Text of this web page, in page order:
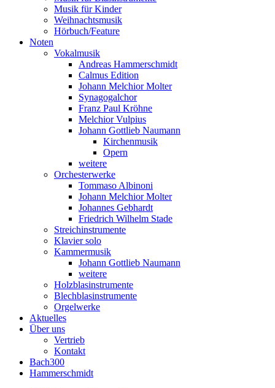
Musik für Kinder
Weihnachtsmusik
Hörbuch/Feature
Noten
Vokalmusik
Andreas Hammerschmidt
Calmus Edition
Johann Melchior Molter
Synagogalchor
Franz Paul Kröhne
Melchior Vulpius
Johann Gottlieb Naumann
Kirchenmusik
Opern
weitere
Orchesterwerke
Tommaso Albinoni
Johann Melchior Molter
Johannes Gebhardt
Friedrich Wilhelm Stade
Streichinstrumente
Klavier solo
Kammermusik
Johann Gottlieb Naumann
weitere
Holzblasinstrumente
Blechblasinstrumente
Orgelwerke
Aktuelles
Über uns
Vertrieb
Kontakt
Bach300
Hammerschmidt